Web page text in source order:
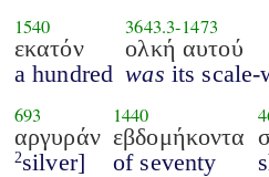
1540
εκατόν
a hundred
3643.3-1473
ολκή αυτού
was its scale-
693
αργυράν
2silver]
1440
εβδομήκοντα
of seventy